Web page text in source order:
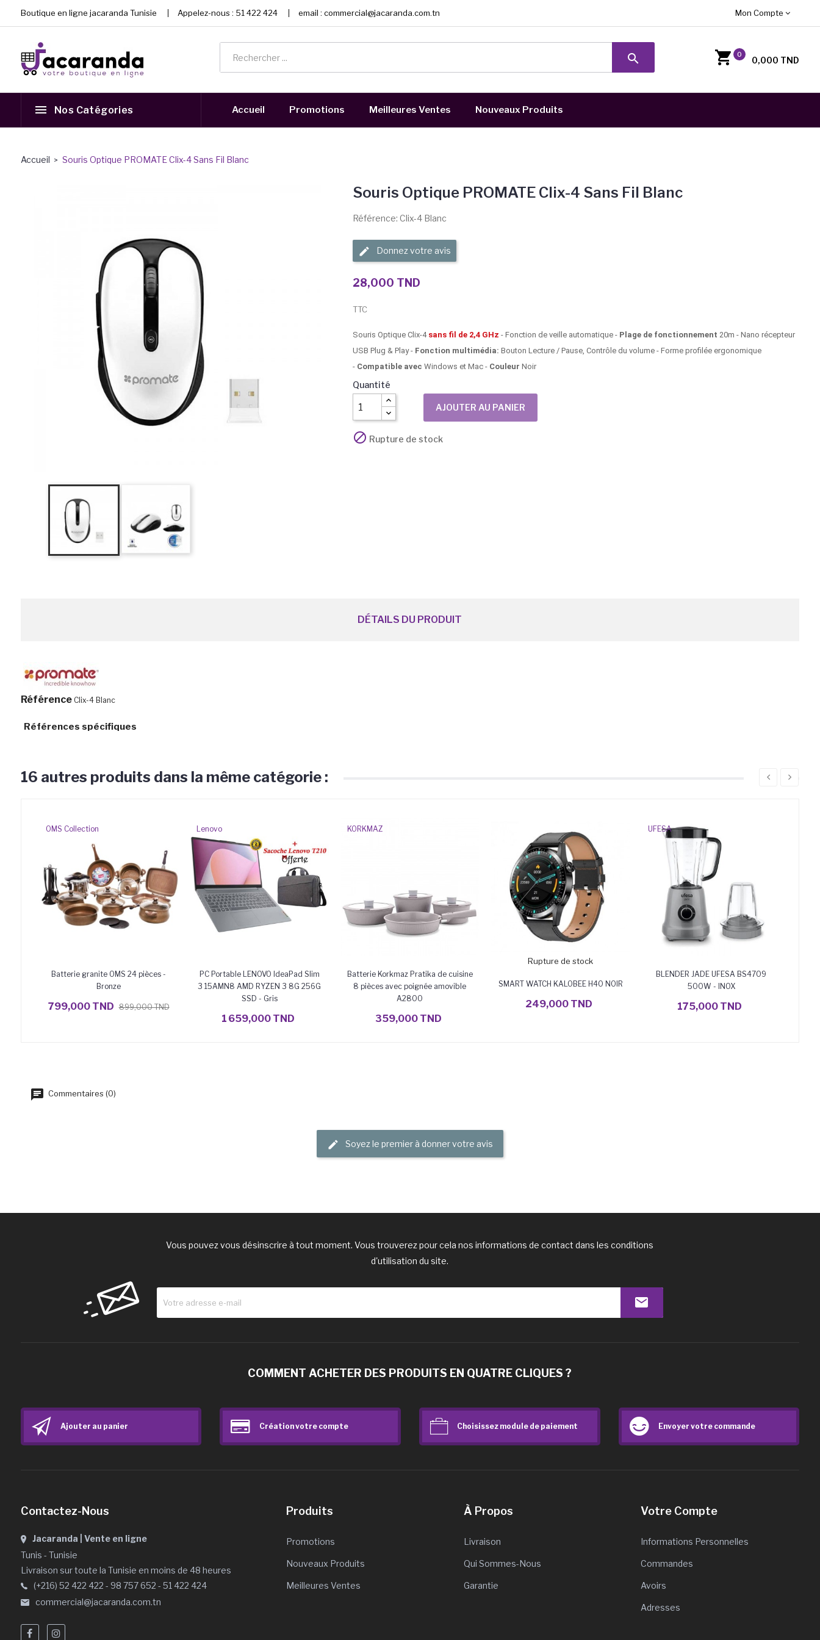
Boutique en ligne jacaranda Tunisie Appelez-nous : 51 422 424 email : commercial@jacaranda.com.tn Mon Compte
0
0,000 TND
search
Nos Catégories Accueil Promotions Meilleures Ventes Nouveaux Produits
Accueil Souris Optique PROMATE Clix-4 Sans Fil Blanc
Souris Optique PROMATE Clix-4 Sans Fil Blanc
Référence: Clix-4 Blanc
Donnez votre avis
28,000 TND
TTC
Souris Optique Clix-4 sans fil de 2,4 GHz - Fonction de veille automatique - Plage de fonctionnement 20m - Nano récepteur
USB Plug & Play - Fonction multimédia: Bouton Lecture / Pause, Contrôle du volume - Forme profilée ergonomique
- Compatible avec Windows et Mac - Couleur Noir
Quantité
AJOUTER AU PANIER
 Rupture de stock
DÉTAILS DU PRODUIT
Référence Clix-4 Blanc
Références spécifiques
16 autres produits dans la même catégorie :
OMS Collection
Batterie granite OMS 24 pièces -
Bronze
799,000 TND 899,000 TND
Lenovo
PC Portable LENOVO IdeaPad Slim
3 15AMN8 AMD RYZEN 3 8G 256G
SSD - Gris
1 659,000 TND
KORKMAZ
Batterie Korkmaz Pratika de cuisine
8 pièces avec poignée amovible
A2800
359,000 TND
Rupture de stock
SMART WATCH KALOBEE H40 NOIR
249,000 TND
UFESA
BLENDER JADE UFESA BS4709
500W - INOX
175,000 TND
Commentaires (0)
Soyez le premier à donner votre avis
Vous pouvez vous désinscrire à tout moment. Vous trouverez pour cela nos informations de contact dans les conditions
d'utilisation du site.
COMMENT ACHETER DES PRODUITS EN QUATRE CLIQUES ?
Ajouter au panier Création votre compte Choisissez module de paiement Envoyer votre commande
Contactez-Nous
Jacaranda | Vente en ligne
Tunis - Tunisie
Livraison sur toute la Tunisie en moins de 48 heures
(+216) 52 422 422 - 98 757 652 - 51 422 424
commercial@jacaranda.com.tn
Produits
Promotions
Nouveaux Produits
Meilleures Ventes
À Propos
Livraison
Qui Sommes-Nous
Garantie
Votre Compte
Informations Personnelles
Commandes
Avoirs
Adresses